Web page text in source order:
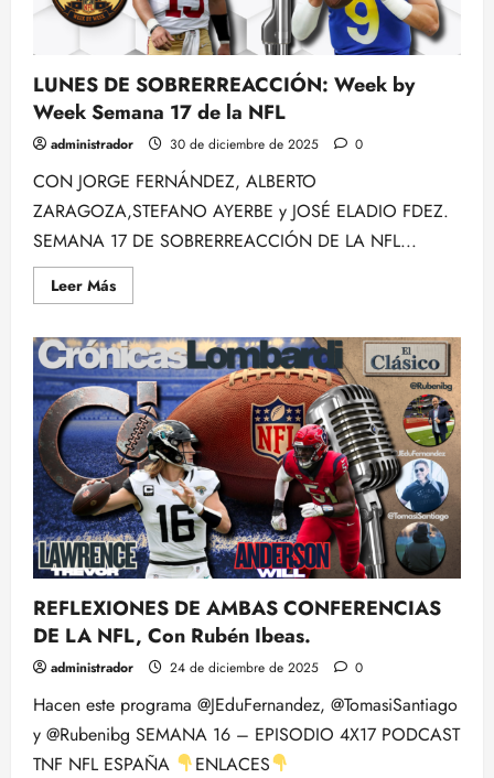
Ibeas.
LUNES DE SOBRERREACCIÓN: Week by
Week Semana 17 de la NFL
administrador 30 de diciembre de 2025 0
CON JORGE FERNÁNDEZ, ALBERTO
ZARAGOZA,STEFANO AYERBE y JOSÉ ELADIO FDEZ.
SEMANA 17 DE SOBRERREACCIÓN DE LA NFL...
Leer MásLeer
más
LUNES
DE
SOBRERREACCIÓN:
Week
by
Week
Semana
17
de
la
NFL
REFLEXIONES DE AMBAS CONFERENCIAS
DE LA NFL, Con Rubén Ibeas.
administrador 24 de diciembre de 2025 0
Hacen este programa @JEduFernandez, @TomasiSantiago
y @Rubenibg SEMANA 16 – EPISODIO 4X17 PODCAST
TNF NFL ESPAÑA
ENLACES